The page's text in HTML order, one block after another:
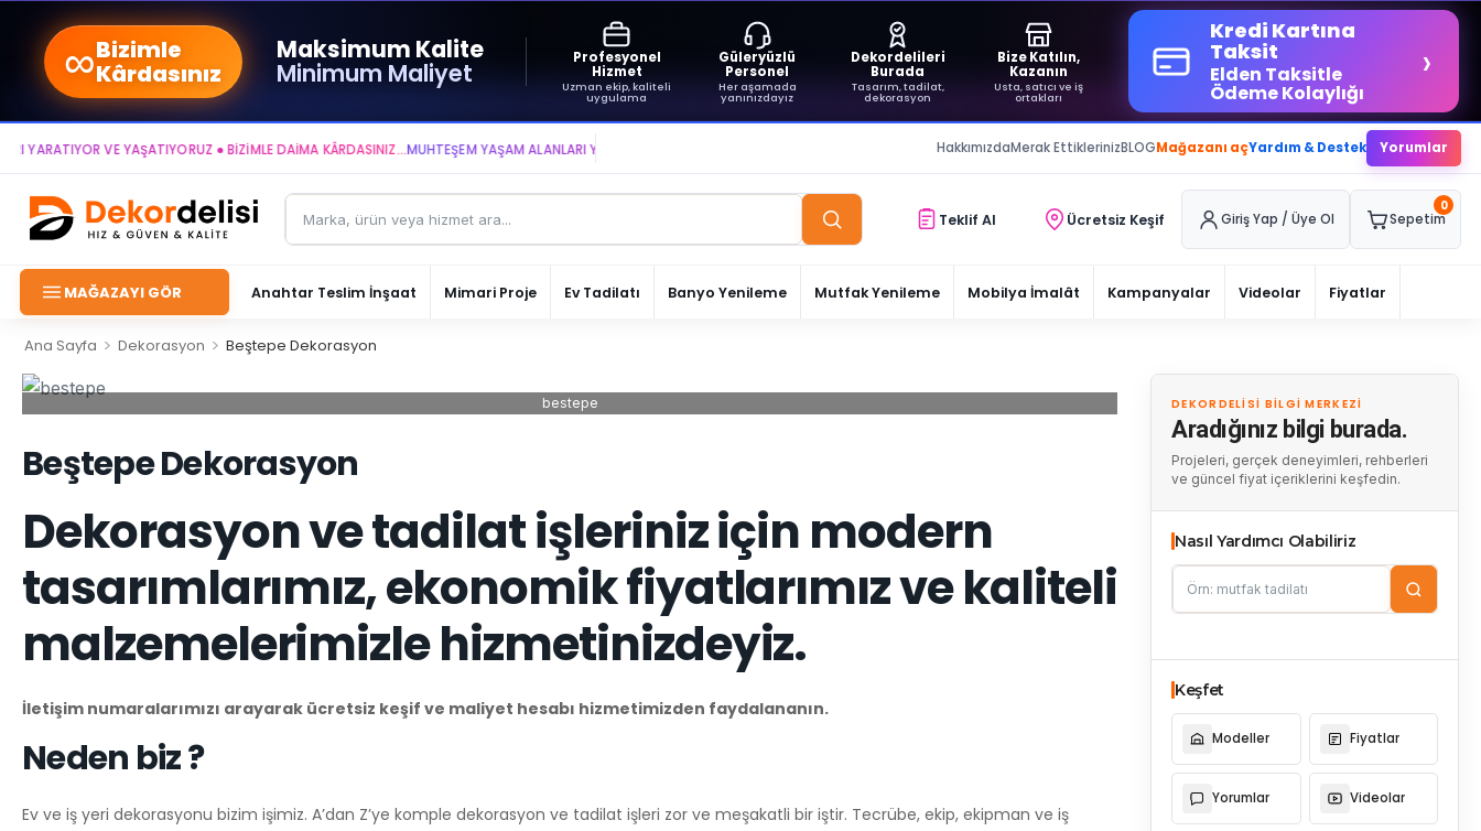
∞Bizimle
Kârdasınız
Maksimum Kalite
Minimum Maliyet
Profesyonel
Hizmet
Uzman ekip, kaliteli
uygulama
Güleryüzlü
Personel
Her aşamada
yanınızdayız
Dekordelileri
Burada
Tasarım, tadilat,
dekorasyon
Bize Katılın,
Kazanın
Usta, satıcı ve iş
ortakları
Kredi Kartına
Taksit
Elden Taksitle
Ödeme Kolaylığı
›
VE YAŞATIYORUZ ● BİZİMLE DAİMA KÂRDASINIZ...MUHTEŞEM YAŞAM ALANLARI YARATIYOR VE YAŞATIYORUZ ● BİZİMLE DAİMA KÂRDASINIZ...HakkımızdaMerak EttiklerinizBLOGMağazanı açYardım & Destek Yorumlar
Teklif Al Ücretsiz Keşif Giriş Yap / Üye Ol
0
Sepetim
MAĞAZAYI GÖR Anahtar Teslim İnşaat Mimari Proje Ev Tadilatı Banyo Yenileme Mutfak Yenileme Mobilya İmalât Kampanyalar Videolar Fiyatlar
Ana Sayfa > Dekorasyon > Beştepe Dekorasyon
DEKORDELISI BILGI MERKEZI
Aradığınız bilgi burada.
Projeleri, gerçek deneyimleri, rehberleri
ve güncel fiyat içeriklerini keşfedin.
Nasıl Yardımcı Olabiliriz
Keşfet
Modeller Fiyatlar
Yorumlar Videolar
bestepe
Beştepe Dekorasyon
Dekorasyon ve tadilat işleriniz için modern
tasarımlarımız, ekonomik fiyatlarımız ve kaliteli
malzemelerimizle hizmetinizdeyiz.
İletişim numaralarımızı arayarak ücretsiz keşif ve maliyet hesabı hizmetimizden faydalananın.
Neden biz ?
Ev ve iş yeri dekorasyonu bizim işimiz. A’dan Z’ye komple dekorasyon ve tadilat işleri zor ve meşakatli bir iştir. Tecrübe, ekip, ekipman ve iş